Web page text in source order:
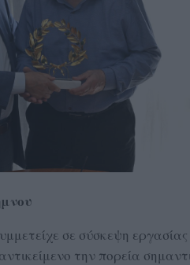
σε σύσκεψη
την πορεία